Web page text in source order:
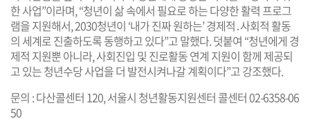
한 사업”이라며, “청년이 삶 속에서 필요로 하는 다양한 활력 프로그
램을 지원해서, 2030청년이 ‘내가 진짜 원하는’ 경제적․사회적 활동
의 세계로 진출하도록 동행하고 있다”고 말했다. 덧붙여 “청년에게 경
제적 지원뿐 아니라, 사회진입 및 진로활동 연계 지원이 함께 제공되
고 있는 청년수당 사업을 더 발전시켜나갈 계획이다”고 강조했다.
문의 : 다산콜센터 120, 서울시 청년활동지원센터 콜센터 02-6358-06
50